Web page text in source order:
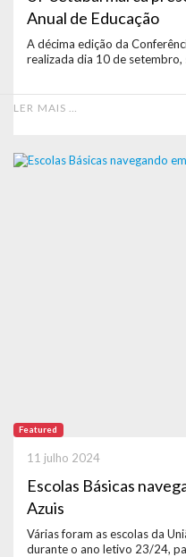
Anual de Educação
A décima edição da
realizada dia 10 de setembro,
LER MAIS …
Featured
Escolas Básicas
Azuis
11 julho 2024
Várias foram as escolas da
durante o ano letivo 23/24,